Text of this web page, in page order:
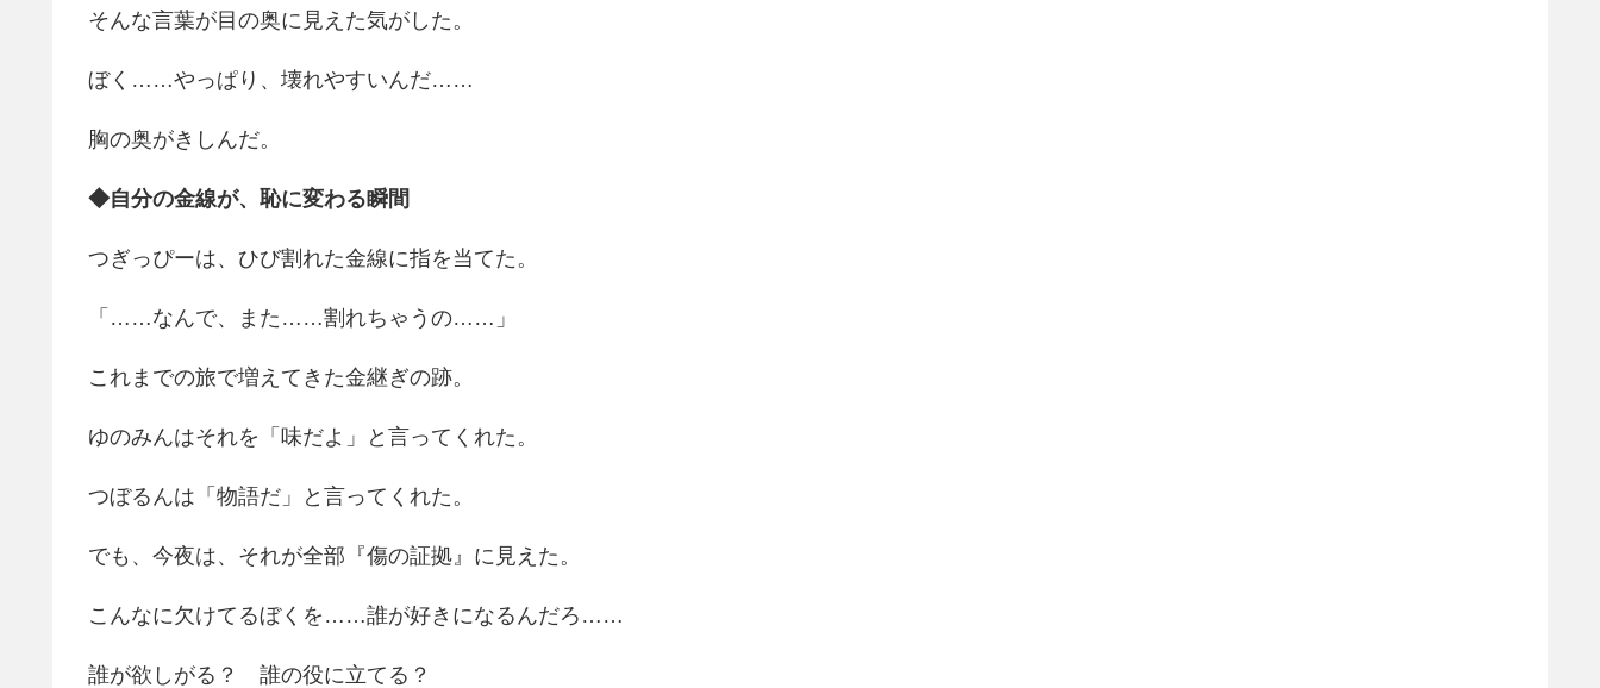
そんな言葉が目の奥に見えた気がした。
ぼく……やっぱり、壊れやすいんだ……
胸の奥がきしんだ。
◆自分の金線が、恥に変わる瞬間
つぎっぴーは、ひび割れた金線に指を当てた。
「……なんで、また……割れちゃうの……」
これまでの旅で増えてきた金継ぎの跡。
ゆのみんはそれを「味だよ」と言ってくれた。
つぼるんは「物語だ」と言ってくれた。
でも、今夜は、それが全部『傷の証拠』に見えた。
こんなに欠けてるぼくを……誰が好きになるんだろ……
誰が欲しがる？ 誰の役に立てる？